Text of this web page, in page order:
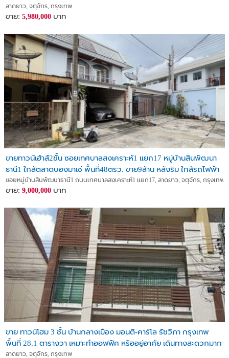
ลาดยาว, จตุจักร, กรุงเทพ
ขาย: 5,980,000 บาท
ขายทาวน์เฮ้าส์2ชั้น ซอยเทศบาลสงเคราะห์1 แยก17 หมู่บ้านสินพัฒนา
ธานี1 ใกล้ตลาดบองมาเช่ พื้นที่48ตรว. ขาย9ล้าน หลังริม ใกล้รถไฟฟ้า
สถานีวัดเสมียนนารี
ซอยหมู่บ้านสินพัฒนาธานี1 ถนนเทศบาลสงเคราะห์1 แยก17, ลาดยาว, จตุจักร, กรุงเทพ
ขาย: 9,000,000 บาท
ขาย ทาวน์โฮม 3 ชั้น บ้านกลางเมือง มอนติ-คาร์โล รัชวิภา กรุงเทพ
พื้นที่ 28.1 ตารางวา เหมาะทำออฟฟิศ หรืออยู่อาศัย เดินทางสะดวกมาก
ลาดยาว, จตุจักร, กรุงเทพ